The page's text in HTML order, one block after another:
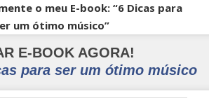
o meu E-book: “6 Dicas para
um ótimo músico”
E-BOOK AGORA!
para ser um ótimo músico